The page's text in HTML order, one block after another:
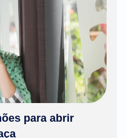
para abrir